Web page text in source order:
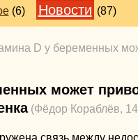
(6) Новости (87)
D у беременных
может
(Фёдор Кораблёв,
связь между